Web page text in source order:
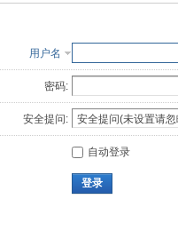
用户名
密码:
安全提问:
自动登录
登录